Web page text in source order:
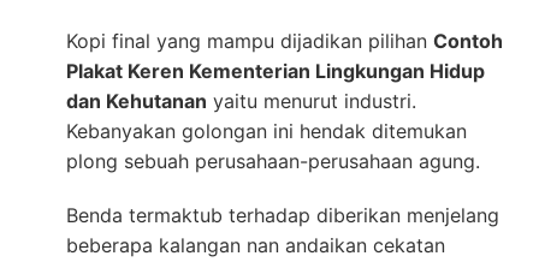
Kopi final yang mampu dijadikan pilihan Contoh
Plakat Keren Kementerian Lingkungan Hidup
dan Kehutanan yaitu menurut industri.
Kebanyakan golongan ini hendak ditemukan
plong sebuah perusahaan-perusahaan agung.
Benda termaktub terhadap diberikan menjelang
beberapa kalangan nan andaikan cekatan